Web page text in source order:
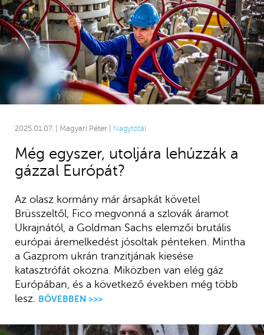
2025.01.07. | Magyari Péter | Nagytotál
Még egyszer, utoljára lehúzzák a
gázzal Európát?
Az olasz kormány már ársapkát követel
Brüsszeltől, Fico megvonná a szlovák áramot
Ukrajnától, a Goldman Sachs elemzői brutális
európai áremelkedést jósoltak pénteken. Mintha
a Gazprom ukrán tranzitjának kiesése
katasztrófát okozna. Miközben van elég gáz
Európában, és a következő években még több
lesz.
BŐVEBBEN >>>